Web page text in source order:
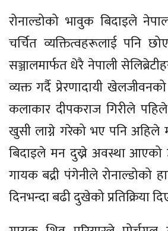
रोनाल्डोको भावुक बिदाइले
चर्चित व्यक्तित्वहरूलाई पनि
सञ्जालमार्फत धेरै नेपाली
व्यक्त गर्दै प्रेरणादायी
कलाकार दीपकराज गिरीले पहिले
खुसी लाग्ने गरेको भए पनि
बिदाइले मन दुख्ने अवस्था
गायक बद्री पंगेनीले
दिनभन्दा बढी दुखेको प्रतिक्रिया